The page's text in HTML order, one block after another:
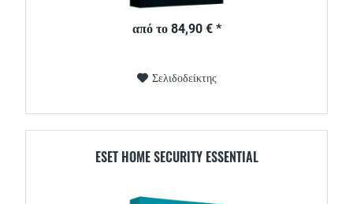
από το 84,90 € *
Σελιδοδείκτης
ESET HOME SECURITY ESSENTIAL